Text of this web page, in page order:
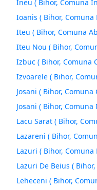
Ineu ( Bihor, Comuna
Ioanis ( Bihor, Comuna
Iteu ( Bihor, Comuna
Iteu Nou ( Bihor,
Izbuc ( Bihor, Comuna
Izvoarele ( Bihor,
Josani ( Bihor, Comuna
Josani ( Bihor, Comuna
Lacu Sarat ( Bihor,
Lazareni ( Bihor,
Lazuri ( Bihor, Comuna
Lazuri De Beius (
Leheceni ( Bihor,